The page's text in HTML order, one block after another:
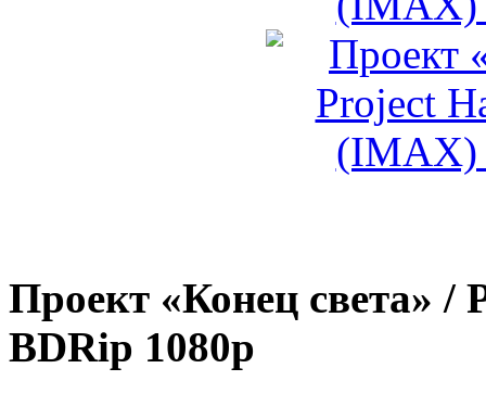
Проект «Конец света»
BDRip 1080p